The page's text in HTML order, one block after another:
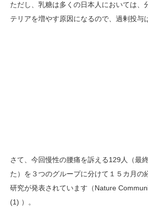
ただし、乳糖は多くの日本人においては、
テリアを増やす原因になるので、過剰投与
さて、今回慢性の腰痛を訴える129人（最
た）を３つのグループに分けて１５カ月の
研究が発表されています（Nature
(1) ）。